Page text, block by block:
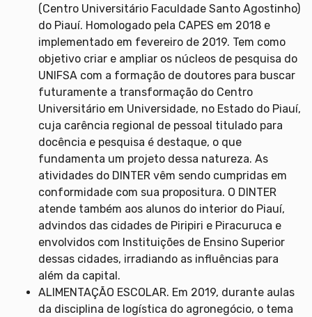
(Centro Universitário Faculdade Santo Agostinho)
do Piauí. Homologado pela CAPES em 2018 e
implementado em fevereiro de 2019. Tem como
objetivo criar e ampliar os núcleos de pesquisa do
UNIFSA com a formação de doutores para buscar
futuramente a transformação do Centro
Universitário em Universidade, no Estado do Piauí,
cuja carência regional de pessoal titulado para
docência e pesquisa é destaque, o que
fundamenta um projeto dessa natureza. As
atividades do DINTER vêm sendo cumpridas em
conformidade com sua propositura. O DINTER
atende também aos alunos do interior do Piauí,
advindos das cidades de Piripiri e Piracuruca e
envolvidos com Instituições de Ensino Superior
dessas cidades, irradiando as influências para
além da capital.
ALIMENTAÇÃO ESCOLAR. Em 2019, durante aulas
da disciplina de logística do agronegócio, o tema